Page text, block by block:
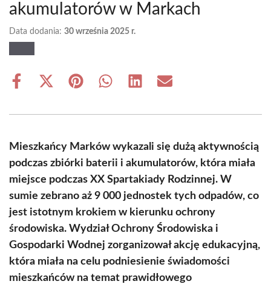
akumulatorów w Markach
Data dodania: 30 września 2025 r.
Share
Share
(Twitter)
Share Share Share Share
Mieszkańcy Marków wykazali się dużą aktywnością
podczas zbiórki baterii i akumulatorów, która miała
miejsce podczas XX Spartakiady Rodzinnej. W
sumie zebrano aż 9 000 jednostek tych odpadów, co
jest istotnym krokiem w kierunku ochrony
środowiska. Wydział Ochrony Środowiska i
Gospodarki Wodnej zorganizował akcję edukacyjną,
która miała na celu podniesienie świadomości
mieszkańców na temat prawidłowego